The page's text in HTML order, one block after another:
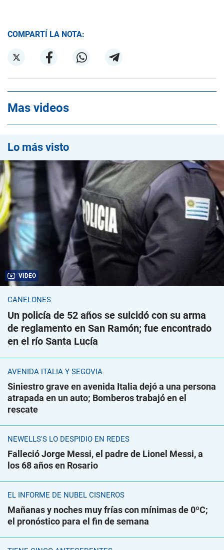
COMPARTÍ LA NOTA:
Mas videos
Lo más visto
VIDEO
CANELONES
Un policía de 52 años se suicidó con su arma
de reglamento en San Ramón; fue encontrado
en el río Santa Lucía
AVENIDA ITALIA Y SEGOVIA
Siniestro grave en avenida Italia dejó a una persona
atrapada en un auto; Bomberos trabajó en el
rescate
NEWELLS'S LO DESPIDIÓ EN REDES
Falleció Jorge Messi, el padre de Lionel Messi, a
los 68 años en Rosario
EL INFORME DE NUBEL CISNEROS
Mañanas y noches muy frías con mínimas de 0ºC;
el pronóstico para el fin de semana